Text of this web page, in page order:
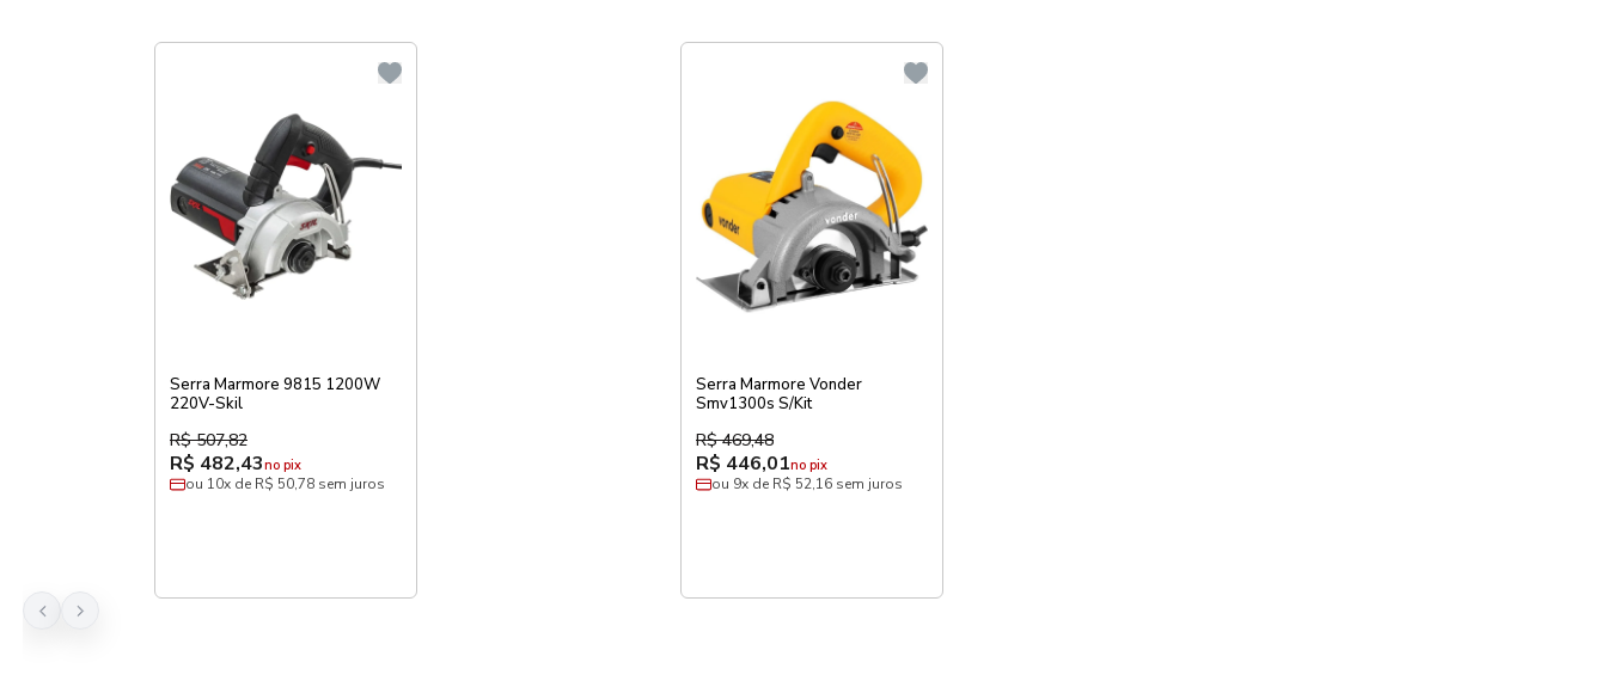
Serra Marmore 9815 1200W
220V-Skil
R$ 507,82
R$ 482,43no pix
ou 10x de R$ 50,78 sem juros
Serra Marmore Vonder
Smv1300s S/Kit
R$ 469,48
R$ 446,01no pix
ou 9x de R$ 52,16 sem juros